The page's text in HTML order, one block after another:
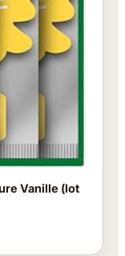
Vanille (lot